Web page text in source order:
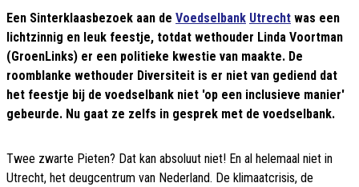
Een Sinterklaasbezoek aan de Voedselbank Utrecht was een
lichtzinnig en leuk feestje, totdat wethouder Linda Voortman
(GroenLinks) er een politieke kwestie van maakte. De
roomblanke wethouder Diversiteit is er niet van gediend dat
het feestje bij de voedselbank niet 'op een inclusieve manier'
gebeurde. Nu gaat ze zelfs in gesprek met de voedselbank.
Twee zwarte Pieten? Dat kan absoluut niet! En al helemaal niet in
Utrecht, het deugcentrum van Nederland. De klimaatcrisis, de